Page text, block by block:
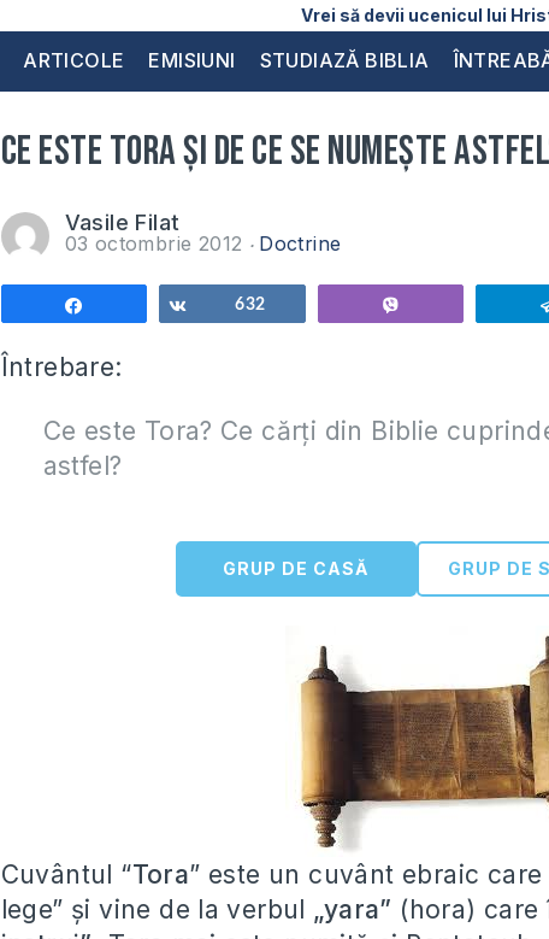
Vrei să devii ucenicul lui
ARTICOLE EMISIUNI STUDIAZĂ BIBLIA
Ce este Tora și de ce se numește
Vasile Filat
03 octombrie 2012 Doctrine
Share632
Întrebare:
Ce este Tora? Ce cărți din Biblie
astfel?
GRUP DE CASĂ GRUP DE
Cuvântul “Tora” este un cuvânt ebraic
lege” și vine de la verbul „yara” (hora) care